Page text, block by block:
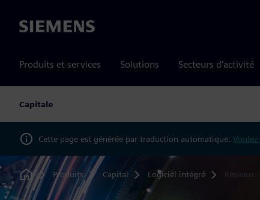
Siemens
Produits et services Solutions Secteurs d'activité
Capitale
Cette page est générée par traduction automatique.
Home
Produits Capital Logiciel intégré Réseaux